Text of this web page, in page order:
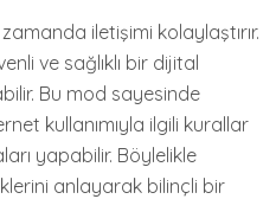
iletişimi kolaylaştırır.
ve sağlıklı bir dijital
Bu mod sayesinde
kullanımıyla ilgili kurallar
yapabilir. Böylelikle
anlayarak bilinçli bir